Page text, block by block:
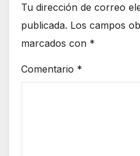
Tu dirección de correo
publicada. Los campos
marcados con *
Comentario *